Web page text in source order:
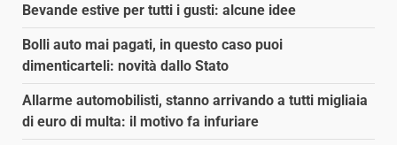
Bevande estive per tutti i gusti: alcune idee
Bolli auto mai pagati, in questo caso puoi
dimenticarteli: novità dallo Stato
Allarme automobilisti, stanno arrivando a tutti migliaia
di euro di multa: il motivo fa infuriare